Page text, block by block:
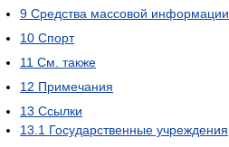
9 Средства массовой информации
10 Спорт
11 См. также
12 Примечания
13 Ссылки
13.1 Государственные учреждения